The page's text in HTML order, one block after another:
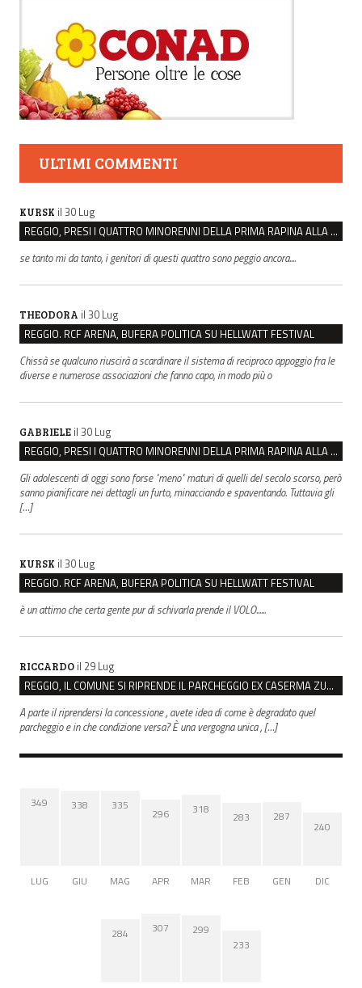
ULTIMI COMMENTI
KURSK il 30 Lug
REGGIO, PRESI I QUATTRO MINORENNI DELLA PRIMA RAPINA ALLA FARMACIA DI COVIOLO
se tanto mi da tanto, i genitori di questi quattro sono peggio ancora....
THEODORA il 30 Lug
REGGIO. RCF ARENA, BUFERA POLITICA SU HELLWATT FESTIVAL
Chissà se qualcuno riuscirà a scardinare il sistema di reciproco appoggio fra le
diverse e numerose associazioni che fanno capo, in modo più o
GABRIELE il 30 Lug
REGGIO, PRESI I QUATTRO MINORENNI DELLA PRIMA RAPINA ALLA FARMACIA DI COVIOLO
Gli adolescenti di oggi sono forse "meno" maturi di quelli del secolo scorso, però
sanno pianificare nei dettagli un furto, minacciando e spaventando. Tuttavia gli
[…]
KURSK il 30 Lug
REGGIO. RCF ARENA, BUFERA POLITICA SU HELLWATT FESTIVAL
è un attimo che certa gente pur di schivarla prende il VOLO......
RICCARDO il 29 Lug
REGGIO, IL COMUNE SI RIPRENDE IL PARCHEGGIO EX CASERMA ZUCCHI PER 4,6 MILIONI
A parte il riprendersi la concessione , avete idea di come è degradato quel
parcheggio e in che condizione versa? È una vergogna unica , […]
349
LUG
338
GIU
335
MAG
296
APR
318
MAR
283
FEB
287
GEN
240
DIC
284 307 299
233